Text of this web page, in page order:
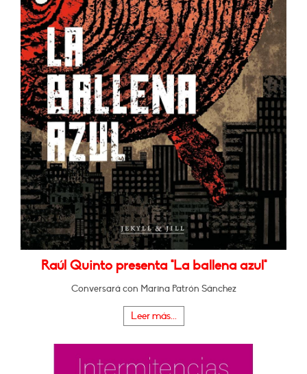
Raúl Quinto presenta "La ballena azul"
Conversará con Marina Patrón Sánchez
Leer más...